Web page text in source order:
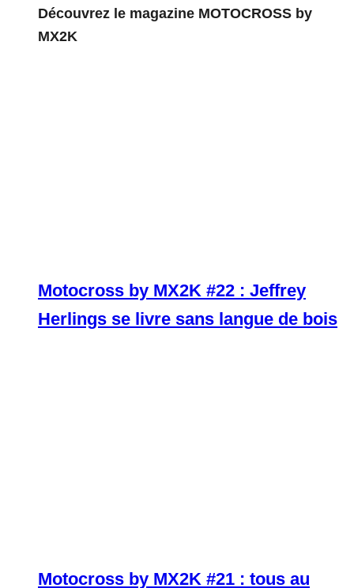
Découvrez le magazine MOTOCROSS by
MX2K
Motocross by MX2K #22 : Jeffrey
Herlings se livre sans langue de bois
Motocross by MX2K #21 : tous au